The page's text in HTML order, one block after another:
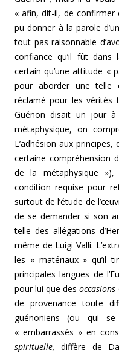
« afin, dit-il, de confirmer
pu donner à la parole
tout pas raisonnable
confiance qu’il fût
certain qu’une attitude «
pour aborder une telle
réclamé pour les vérités
Guénon disait un jour
métaphysique, on
L’adhésion aux
certaine compré­hension
de la méta­physique
condition requise pour
surtout de l’étude de
de se demander si son
telle des allégations
même de Luigi Valli.
les « matériaux » qu’il
principales langues de
pour lui que desoccasions
de provenance toute
guénoniens (ou qui
« embarrassés » en
spirituelle, diffère de